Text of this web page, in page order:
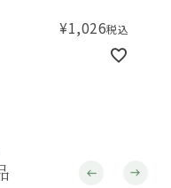
¥1,026税込